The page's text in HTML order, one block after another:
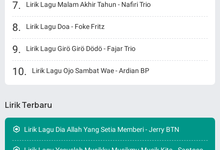
Lirik Lagu Malam Akhir Tahun - Nafiri Trio
Lirik Lagu Doa - Foke Fritz
Lirik Lagu Girö Girö Dödö - Fajar Trio
Lirik Lagu Ojo Sambat Wae - Ardian BP
Lirik Terbaru
Lirik Lagu Dia Allah Yang Setia Memberi - Jerry BTN